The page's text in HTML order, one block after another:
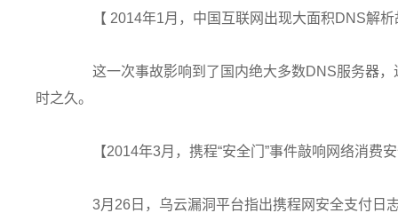
【 2014年1月，中国互联网出现大面积DNS解析
这一次事故影响到了国内绝大多数DNS服务器，
时之久。
【2014年3月，携程“安全门”事件敲响网络消费
3月26日，乌云漏洞平台指出携程网安全支付日